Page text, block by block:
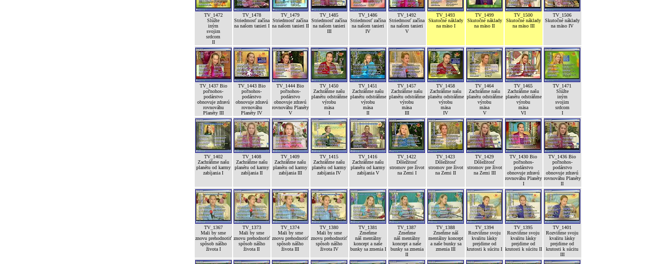
TV_1472
Slúžte
iným
svojim
srdcom
II
TV_1478
Striedmosť začína
na našom tanieri I
TV_1479
Striedmosť začína
na našom tanieri II
TV_1485
Striedmosť začína
na našom tanieri
III
TV_1486
Striedmosť začína
na našom tanieri
IV
TV_1492
Striedmosť začína
na našom tanieri
V
TV_1493
Skutočné náklady
na mäso I
TV_1499
Skutočné náklady
na mäso II
TV_1500
Skutočné náklady
na mäso III
TV_1506
Skutočné náklady
na mäso IV
TV_1437 Bio
poľnohos-
podárstvo
obnovuje zdravú
rovnováhu
Planéty III
TV_1443 Bio
poľnohos-
podárstvo
obnovuje zdravú
rovnováhu
Planéty IV
TV_1444 Bio
poľnohos-
podárstvo
obnovuje zdravú
rovnováhu Planéty
V
TV_1450
Zachráňme našu
planétu odstráňme
výrobu
mäsa
I
TV_1451
Zachráňme našu
planétu odstráňme
výrobu
mäsa
II
TV_1457
Zachráňme našu
planétu odstráňme
výrobu
mäsa
III
TV_1458
Zachráňme našu
planétu odstráňme
výrobu
mäsa
IV
TV_1464
Zachráňme našu
planétu odstráňme
výrobu
mäsa
V
TV_1465
Zachráňme našu
planétu odstráňme
výrobu
mäsa
VI
TV_1471
Slúžte
iným
svojim
srdcom
I
TV_1402
Zachráňme našu
planétu od karmy
zabíjania I
TV_1408
Zachráňme našu
planétu od karmy
zabíjania II
TV_1409
Zachráňme našu
planétu od karmy
zabíjania III
TV_1415
Zachráňme našu
planétu od karmy
zabíjania IV
TV_1416
Zachráňme našu
planétu od karmy
zabíjania V
TV_1422
Dôležitosť
stromov pre život
na Zemi I
TV_1423
Dôležitosť
stromov pre život
na Zemi II
TV_1429
Dôležitosť
stromov pre život
na Zemi III
TV_1430 Bio
poľnohos-
podárstvo
obnovuje zdravú
rovnováhu Planéty
I
TV_1436 Bio
poľnohos-
podárstvo
obnovuje zdravú
rovnováhu Planéty
II
TV_1367
Mali by sme
znovu prehodnotiť
spôsob nášho
života I
TV_1373
Mali by sme
znovu prehodnotiť
spôsob nášho
života II
TV_1374
Mali by sme
znovu prehodnotiť
spôsob nášho
života III
TV_1380
Mali by sme
znovu prehodnotiť
spôsob nášho
života IV
TV_1381
Zmeňme
náš mentálny
koncept a naše
bunky sa zmenia I
TV_1387
Zmeňme
náš mentálny
koncept a naše
bunky sa zmenia
II
TV_1388
Zmeňme náš
mentálny koncept
a naše bunky sa
zmenia III
TV_1394
Rozviňme svoju
kvalitu lásky
prejdime od
krutosti k súcitu I
TV_1395
Rozviňme svoju
kvalitu lásky
prejdime od
krutosti k súcitu II
TV_1401
Rozviňme svoju
kvalitu lásky
prejdime od
krutosti k súcitu
III